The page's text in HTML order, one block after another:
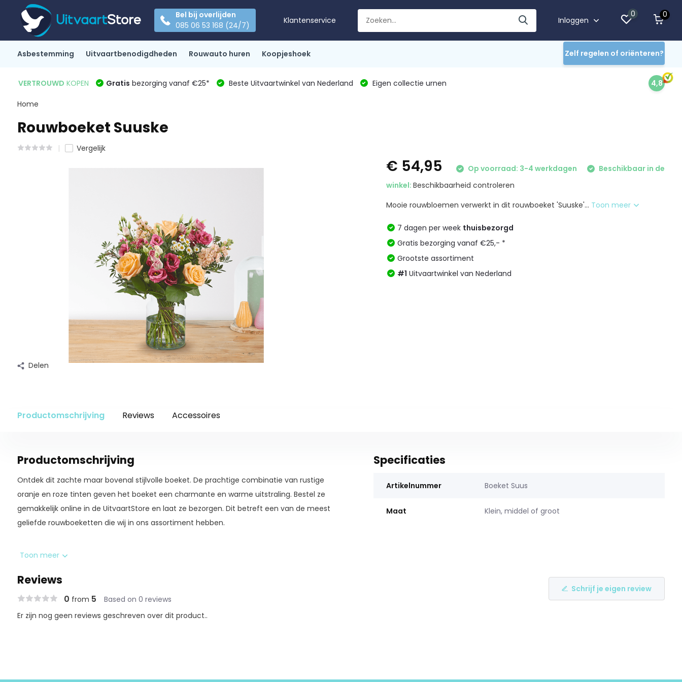
Bel bij overlijden
085 06 53 168 (24/7)
Klantenservice Inloggen
0 0
Asbestemming Uitvaartbenodigdheden Rouwauto huren Koopjeshoek Zelf regelen of oriënteren?
VERTROUWD KOPEN Gratis bezorging vanaf €25* Beste Uitvaartwinkel van Nederland Eigen collectie urnen 4,8
Home
Rouwboeket Suuske
Vergelijk
Delen
€ 54,95 Op voorraad: 3-4 werkdagen
Beschikbaar in de
winkel:Beschikbaarheid controleren
Mooie rouwbloemen verwerkt in dit rouwboeket 'Suuske'... Toon meer
7 dagen per week thuisbezorgd
Gratis bezorging vanaf €25,- *
Grootste assortiment
#1 Uitvaartwinkel van Nederland
Productomschrijving Reviews Accessoires
Productomschrijving
Ontdek dit zachte maar bovenal stijlvolle boeket. De prachtige combinatie van rustige
oranje en roze tinten geven het boeket een charmante en warme uitstraling. Bestel ze
gemakkelijk online in de UitvaartStore en laat ze bezorgen. Dit betreft een van de meest
geliefde rouwboeketten die wij in ons assortiment hebben.
In het boeket zitten o.a. lisianthus, rozen en matthiola.
* Exclusief accessoires en vaas
Toon meer
Specificaties
Artikelnummer Boeket Suus
Maat Klein, middel of groot
Reviews
0 from 5 Based on 0 reviews
Schrijf je eigen review
Er zijn nog geen reviews geschreven over dit product..